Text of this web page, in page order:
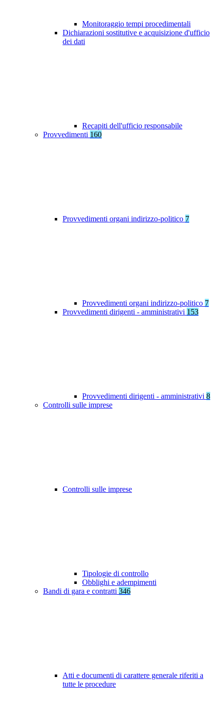
Monitoraggio tempi procedimentali
Dichiarazioni sostitutive e acquisizione d'ufficio
dei dati
Recapiti dell'ufficio responsabile
Provvedimenti 160
Provvedimenti organi indirizzo-politico 7
Provvedimenti organi indirizzo-politico 7
Provvedimenti dirigenti - amministrativi 153
Provvedimenti dirigenti - amministrativi 8
Controlli sulle imprese
Controlli sulle imprese
Tipologie di controllo
Obblighi e adempimenti
Bandi di gara e contratti 346
Atti e documenti di carattere generale riferiti a
tutte le procedure